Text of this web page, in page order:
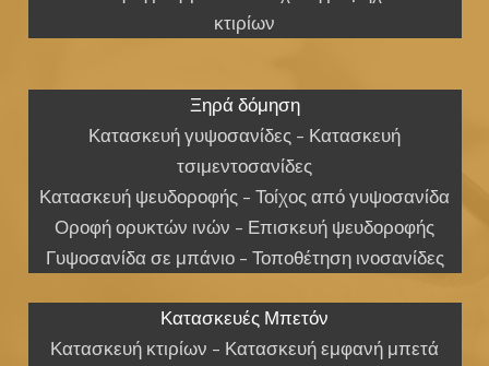
κτιρίων
Ξηρά δόμηση
Κατασκευή γυψοσανίδες – Κατασκευή
τσιμεντοσανίδες
Κατασκευή ψευδοροφής – Τοίχος από γυψοσανίδα
Οροφή ορυκτών ινών – Επισκευή ψευδοροφής
Γυψοσανίδα σε μπάνιο – Τοποθέτηση ινοσανίδες
Κατασκευές Μπετόν
Κατασκευή κτιρίων – Κατασκευή εμφανή μπετά